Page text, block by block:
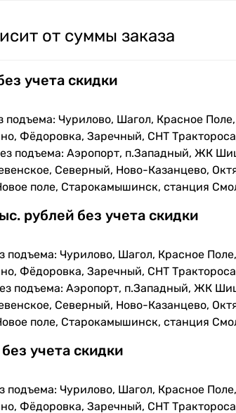
от суммы заказа
учета скидки
подъема: Чурилово, Шагол, Красное
Фёдоровка, Заречный, СНТ
подъема: Аэропорт, п.Западный, ЖК
Северный, Ново-Казанцево,
поле, Старокамышинск, станция
рублей без учета скидки
подъема: Чурилово, Шагол, Красное
Фёдоровка, Заречный, СНТ
подъема: Аэропорт, п.Западный, ЖК
Северный, Ново-Казанцево,
поле, Старокамышинск, станция
учета скидки
подъема: Чурилово, Шагол, Красное
Фёдоровка, Заречный, СНТ